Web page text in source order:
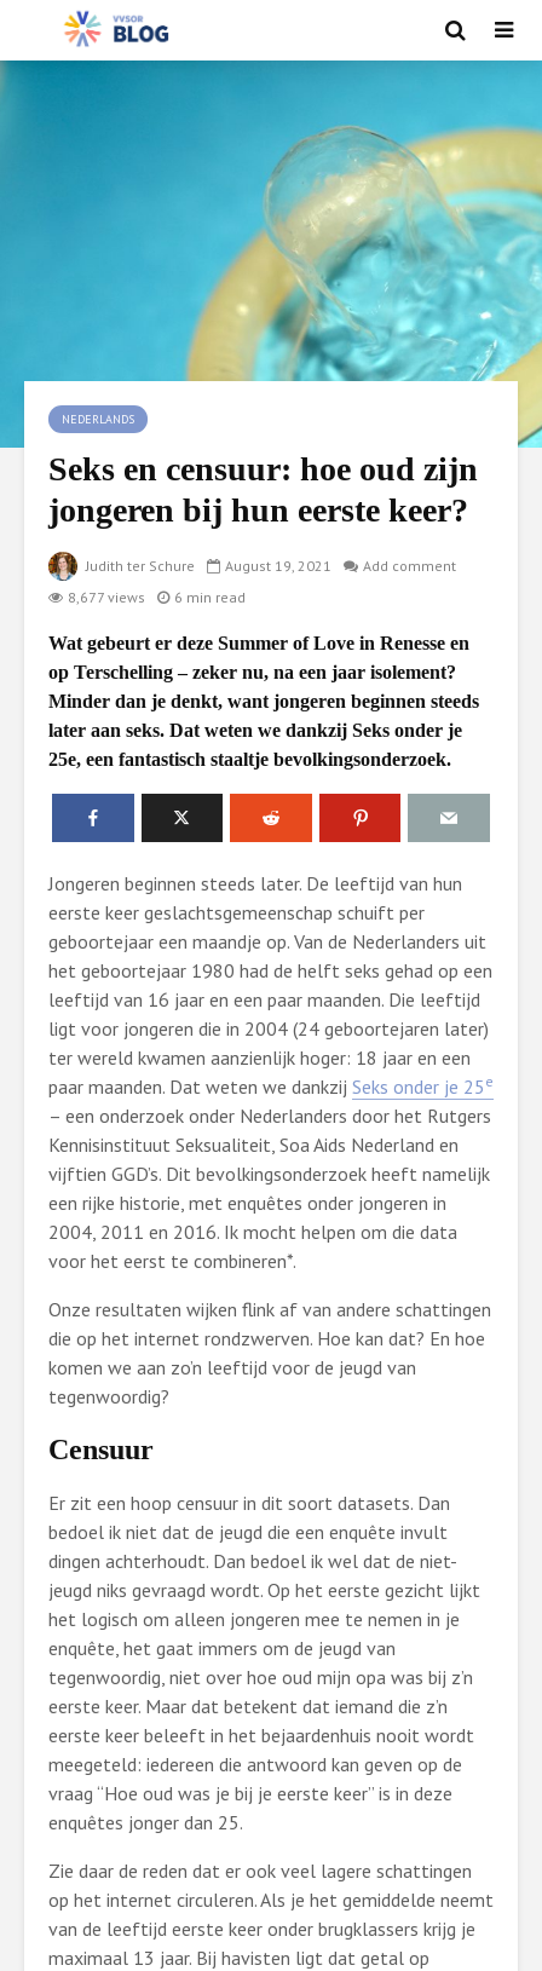
NEDERLANDS
Seks en censuur: hoe oud zijn
jongeren bij hun eerste keer?
Judith ter Schure August 19, 2021
Add comment
8,677 views
6 min read
Wat gebeurt er deze Summer of Love in Renesse en
op Terschelling – zeker nu, na een jaar isolement?
Minder dan je denkt, want jongeren beginnen steeds
later aan seks. Dat weten we dankzij Seks onder je
25e, een fantastisch staaltje bevolkingsonderzoek.
Jongeren beginnen steeds later. De leeftijd van hun
eerste keer geslachtsgemeenschap schuift per
geboortejaar een maandje op. Van de Nederlanders uit
het geboortejaar 1980 had de helft seks gehad op een
leeftijd van 16 jaar en een paar maanden. Die leeftijd
ligt voor jongeren die in 2004 (24 geboortejaren later)
ter wereld kwamen aanzienlijk hoger: 18 jaar en een
paar maanden. Dat weten we dankzij Seks onder je 25 e
– een onderzoek onder Nederlanders door het Rutgers
Kennisinstituut Seksualiteit, Soa Aids Nederland en
vijftien GGD’s. Dit bevolkingsonderzoek heeft namelijk
een rijke historie, met enquêtes onder jongeren in
2004, 2011 en 2016. Ik mocht helpen om die data
voor het eerst te combineren*.
Onze resultaten wijken flink af van andere schattingen
die op het internet rondzwerven. Hoe kan dat? En hoe
komen we aan zo’n leeftijd voor de jeugd van
tegenwoordig?
Censuur
Er zit een hoop censuur in dit soort datasets. Dan
bedoel ik niet dat de jeugd die een enquête invult
dingen achterhoudt. Dan bedoel ik wel dat de niet-
jeugd niks gevraagd wordt. Op het eerste gezicht lijkt
het logisch om alleen jongeren mee te nemen in je
enquête, het gaat immers om de jeugd van
tegenwoordig, niet over hoe oud mijn opa was bij z’n
eerste keer. Maar dat betekent dat iemand die z’n
eerste keer beleeft in het bejaardenhuis nooit wordt
meegeteld: iedereen die antwoord kan geven op de
vraag “Hoe oud was je bij je eerste keer” is in deze
enquêtes jonger dan 25.
Zie daar de reden dat er ook veel lagere schattingen
op het internet circuleren. Als je het gemiddelde neemt
van de leeftijd eerste keer onder brugklassers krijg je
maximaal 13 jaar. Bij havisten ligt dat getal op